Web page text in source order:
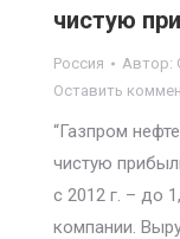
чистую
Россия Автор:
Оставить
“Газпром
чистую
с 2012 г. – до
компании.